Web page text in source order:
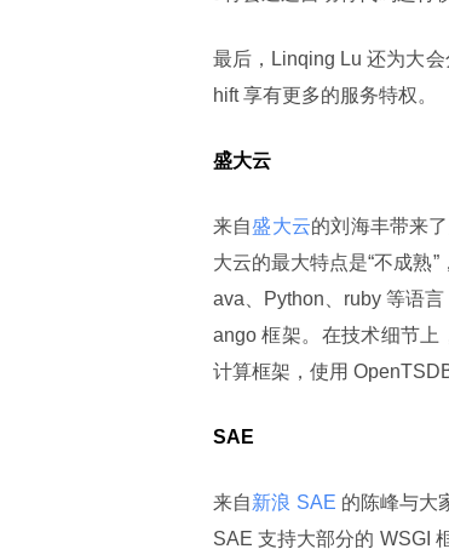
最后，Linqing Lu 还为大
hift 享有更多的服务特权。
盛大云
来自盛大云的刘海丰带来
大云的最大特点是“不成熟
ava、Python、ruby 等语
ango 框架。在技术细节
计算框架，使用
SAE
来自新浪 SAE 的陈峰与大
SAE 支持大部分的 WSGI